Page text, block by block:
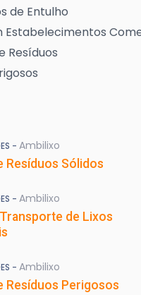
de Entulho
Estabelecimentos
Resíduos
- Ambilixo
Resíduos Sólidos
- Ambilixo
de Lixos
- Ambilixo
Resíduos Perigosos